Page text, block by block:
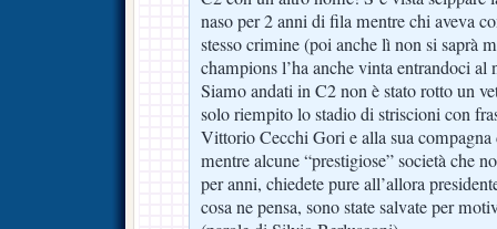
naso per 2 anni di fila mentre chi aveva
stesso crimine (poi anche lì non si saprà
champions l’ha anche vinta entrandoci al
Siamo andati in C2 non è stato rotto un
solo riempito lo stadio di striscioni con
Vittorio Cecchi Gori e alla sua
mentre alcune “prestigiose” società che
per anni, chiedete pure all’allora
cosa ne pensa, sono state salvate per